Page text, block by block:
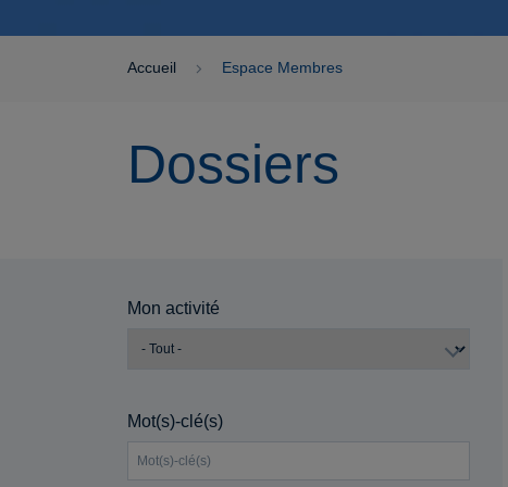
Accueil Espace Membres
Dossiers
Mon activité
Mot(s)-clé(s)